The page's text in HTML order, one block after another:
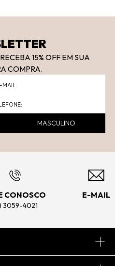
15% OFF EM SUA
COMPRA.
MASCULINO
CONOSCO
3059-4021
E-MAIL